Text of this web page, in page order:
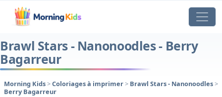
Brawl Stars - Nanonoodles - Berry
Bagarreur
Morning Kids>Coloriages à imprimer> Brawl Stars - Nanonoodles>
Berry Bagarreur